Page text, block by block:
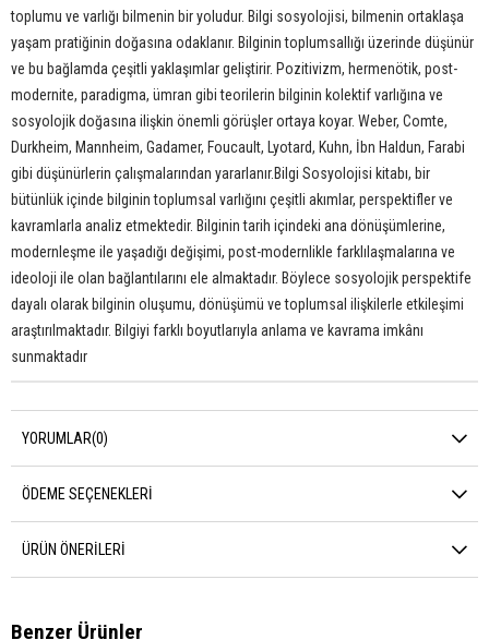
toplumu ve varlığı bilmenin bir yoludur. Bilgi sosyolojisi, bilmenin ortaklaşa
yaşam pratiğinin doğasına odaklanır. Bilginin toplumsallığı üzerinde düşünür
ve bu bağlamda çeşitli yaklaşımlar geliştirir. Pozitivizm, hermenötik, post-
modernite, paradigma, ümran gibi teorilerin bilginin kolektif varlığına ve
sosyolojik doğasına ilişkin önemli görüşler ortaya koyar. Weber, Comte,
Durkheim, Mannheim, Gadamer, Foucault, Lyotard, Kuhn, İbn Haldun, Farabi
gibi düşünürlerin çalışmalarından yararlanır.Bilgi Sosyolojisi kitabı, bir
bütünlük içinde bilginin toplumsal varlığını çeşitli akımlar, perspektifler ve
kavramlarla analiz etmektedir. Bilginin tarih içindeki ana dönüşümlerine,
modernleşme ile yaşadığı değişimi, post-modernlikle farklılaşmalarına ve
ideoloji ile olan bağlantılarını ele almaktadır. Böylece sosyolojik perspektife
dayalı olarak bilginin oluşumu, dönüşümü ve toplumsal ilişkilerle etkileşimi
araştırılmaktadır. Bilgiyi farklı boyutlarıyla anlama ve kavrama imkânı
sunmaktadır
YORUMLAR(0)
ÖDEME SEÇENEKLERI
ÜRÜN ÖNERILERI
Benzer Ürünler